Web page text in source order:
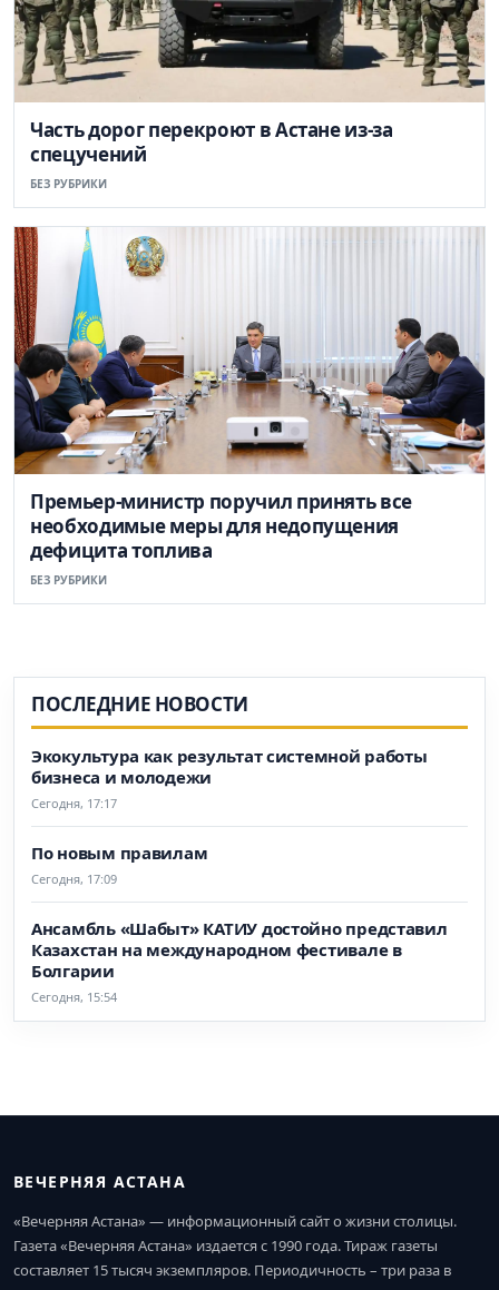
Часть дорог перекроют в Астане из-за
спецучений
БЕЗ РУБРИКИ
Премьер-министр поручил принять все
необходимые меры для недопущения
дефицита топлива
БЕЗ РУБРИКИ
ПОСЛЕДНИЕ НОВОСТИ
Экокультура как результат системной работы
бизнеса и молодежи
Сегодня, 17:17
По новым правилам
Сегодня, 17:09
Ансамбль «Шабыт» КАТИУ достойно представил
Казахстан на международном фестивале в
Болгарии
Сегодня, 15:54
ВЕЧЕРНЯЯ АСТАНА
«Вечерняя Астана» — информационный сайт о жизни столицы.
Газета «Вечерняя Астана» издается с 1990 года. Тираж газеты
составляет 15 тысяч экземпляров. Периодичность – три раза в